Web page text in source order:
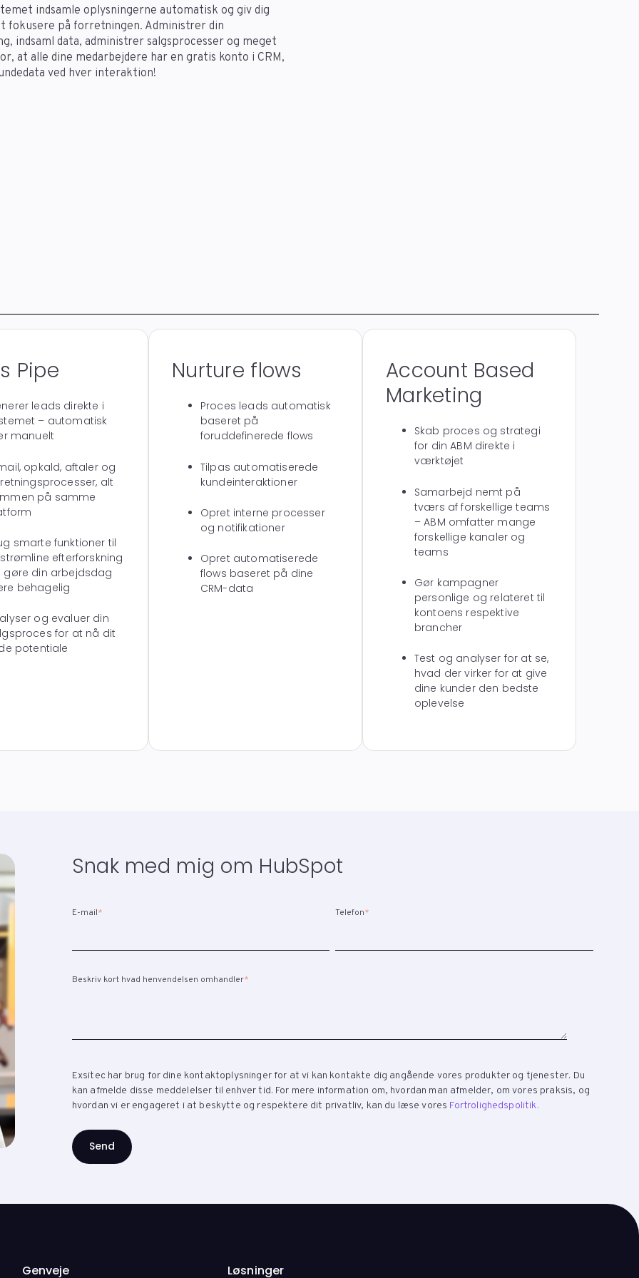
indsamle oplysningerne automatisk og giv dig
fokusere på forretningen. Administrer din
indsaml data, administrer salgsprocesser og meget
at alle dine medarbejdere har en gratis konto i CRM,
ved hver interaktion!
Pipe
leads direkte i
– automatisk
manuelt
opkald, aftaler og
alt
på samme
smarte funktioner til
efterforskning
gøre din arbejdsdag
behagelig
og evaluer din
for at nå dit
potentiale
Nurture flows
Proces leads automatisk
baseret på
foruddefinerede flows
Tilpas automatiserede
kundeinteraktioner
Opret interne processer
og notifikationer
Opret automatiserede
flows baseret på dine
CRM-data
Account Based
Marketing
Skab proces og strategi
for din ABM direkte i
værktøjet
Samarbejd nemt på
tværs af forskellige teams
– ABM omfatter mange
forskellige kanaler og
teams
Gør kampagner
personlige og relateret til
kontoens respektive
brancher
Test og analyser for at se,
hvad der virker for at give
dine kunder den bedste
oplevelse
Snak med mig om HubSpot
E-mail* Telefon*
Beskriv kort hvad henvendelsen omhandler*
Exsitec har brug for dine kontaktoplysninger for at vi kan kontakte dig angående vores produkter og tjenester. Du
kan afmelde disse meddelelser til enhver tid. For mere information om, hvordan man afmelder, om vores praksis, og
hvordan vi er engageret i at beskytte og respektere dit privatliv, kan du læse vores Fortrolighedspolitik.
Genveje Løsninger